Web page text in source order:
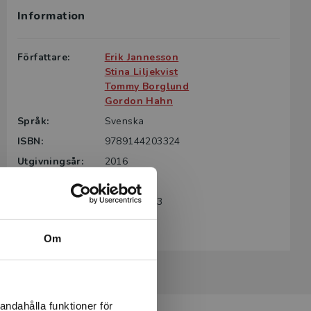
Om
funktioner för
till boken
för din
kontakta
gäller
Information
Författare:
Erik Jannesson
Stina Liljekvist
Tommy Borglund
Gordon Hahn
Språk:
Svenska
ISBN:
9789144203324
Utgivningsår:
2016
Revisionsår:
2026
Artikelnummer:
39463-SB03
Upplaga:
Tredje